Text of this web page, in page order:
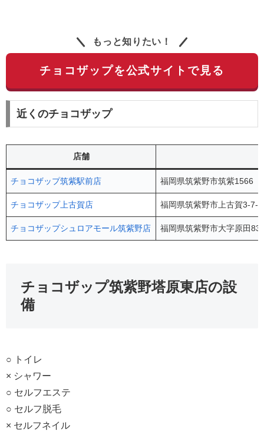
もっと知りたい！
チョコザップを公式サイトで見る
近くのチョコザップ
店舗
チョコザップ筑紫駅前店 福岡県筑紫野市筑紫1566
チョコザップ上古賀店 福岡県筑紫野市上古賀3-
チョコザップシュロアモール筑紫野店 福岡県筑紫野市大字原田
チョコザップ筑紫野塔原東店の設
備
○ トイレ
× シャワー
○ セルフエステ
○ セルフ脱毛
× セルフネイル